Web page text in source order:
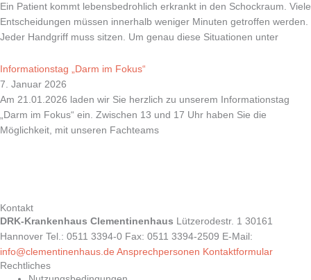
Ein Patient kommt lebensbedrohlich erkrankt in den Schockraum. Viele
Entscheidungen müssen innerhalb weniger Minuten getroffen werden.
Jeder Handgriff muss sitzen. Um genau diese Situationen unter
Informationstag „Darm im Fokus“
7. Januar 2026
Am 21.01.2026 laden wir Sie herzlich zu unserem Informationstag
„Darm im Fokus“ ein. Zwischen 13 und 17 Uhr haben Sie die
Möglichkeit, mit unseren Fachteams
Kontakt
DRK-Krankenhaus Clementinenhaus Lützerodestr. 1 30161
Hannover Tel.: 0511 3394-0 Fax: 0511 3394-2509 E-Mail:
info@clementinenhaus.de Ansprechpersonen Kontaktformular
Rechtliches